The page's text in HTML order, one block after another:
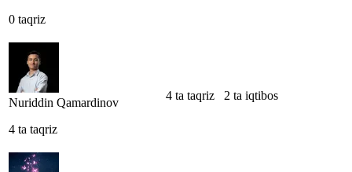
0 taqriz
Nuriddin Qamardinov
4 ta taqriz
4 ta taqriz 2 ta iqtibos